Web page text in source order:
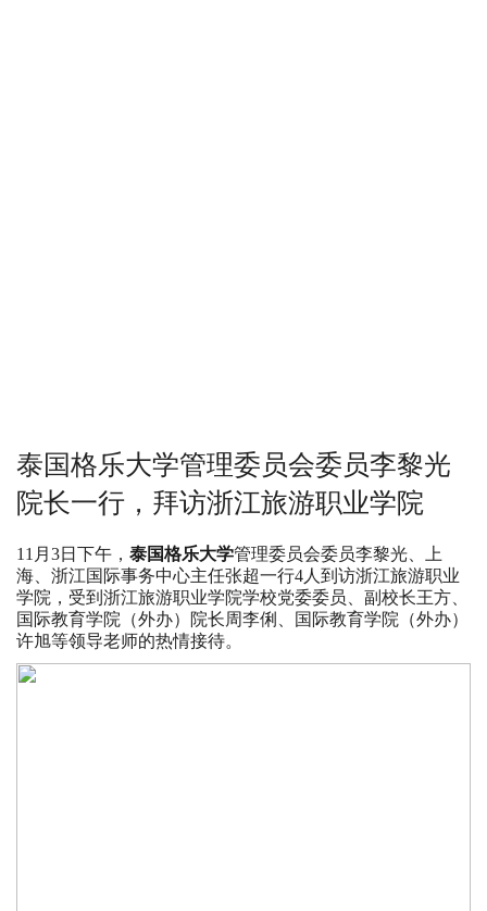
泰国格乐大学管理委员会委员李黎光
院长一行，拜访浙江旅游职业学院
11月3日下午， 泰国格乐大学管理委员会委员李黎光、上
海、浙江国际事务中心主任张超一行4人到访浙江旅游职业
学院，受到浙江旅游职业学院学校党委委员、副校长王方、
国际教育学院（外办）院长周李俐、国际教育学院（外办）
许旭等领导老师的热情接待。